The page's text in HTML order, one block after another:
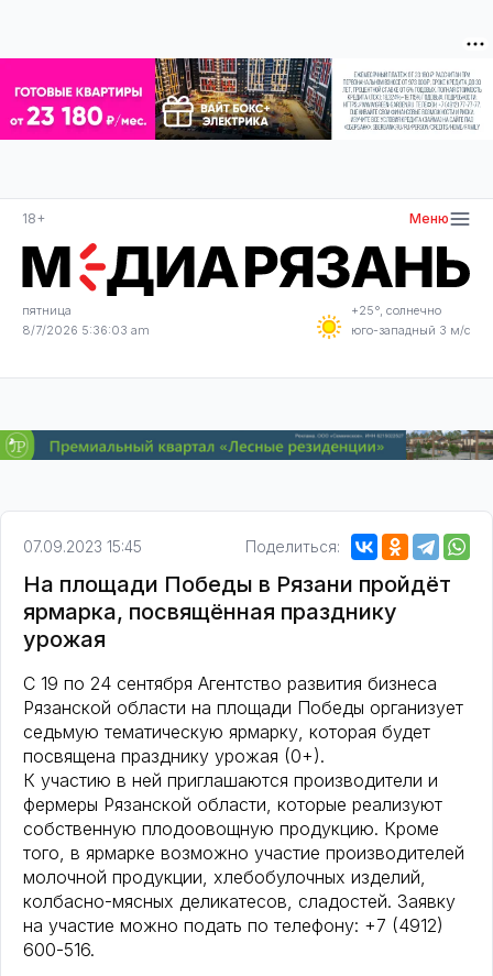
18+ Меню
пятница
8/7/2026 5:36:03 am
+25°, солнечно
юго-западный 3 м/с
07.09.2023 15:45 Поделиться:
На площади Победы в Рязани пройдёт
ярмарка, посвящённая празднику
урожая
С 19 по 24 сентября Агентство развития бизнеса
Рязанской области на площади Победы организует
седьмую тематическую ярмарку, которая будет
посвящена празднику урожая (0+).
К участию в ней приглашаются производители и
фермеры Рязанской области, которые реализуют
собственную плодоовощную продукцию. Кроме
того, в ярмарке возможно участие производителей
молочной продукции, хлебобулочных изделий,
колбасно-мясных деликатесов, сладостей. Заявку
на участие можно подать по телефону: +7 (4912)
600-516.